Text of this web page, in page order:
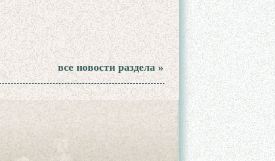
все новости раздела »